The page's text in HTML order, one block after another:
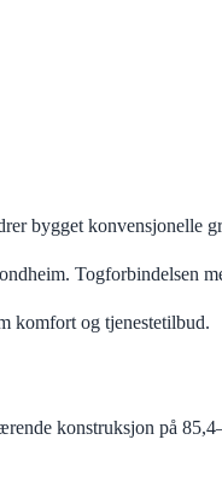
bygget konvensjonelle
Togforbindelsen
komfort og tjenestetilbud.
konstruksjon på